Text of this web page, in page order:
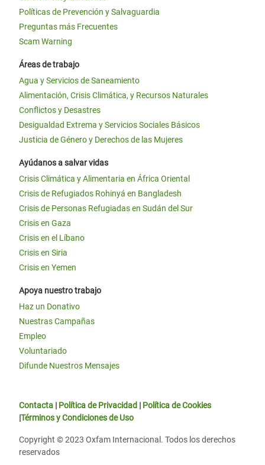
Políticas de Prevención y Salvaguardia
Preguntas más Frecuentes
Scam Warning
Áreas de trabajo
Agua y Servicios de Saneamiento
Alimentación, Crisis Climática, y Recursos Naturales
Conflictos y Desastres
Desigualdad Extrema y Servicios Sociales Básicos
Justicia de Género y Derechos de las Mujeres
Ayúdanos a salvar vidas
Crisis Climática y Alimentaria en África Oriental
Crisis de Refugiados Rohinyá en Bangladesh
Crisis de Personas Refugiadas en Sudán del Sur
Crisis en Gaza
Crisis en el Líbano
Crisis en Siria
Crisis en Yemen
Apoya nuestro trabajo
Haz un Donativo
Nuestras Campañas
Empleo
Voluntariado
Difunde Nuestros Mensajes
Contacta | Política de Privacidad | Política de Cookies
|Términos y Condiciones de Uso
Copyright © 2023 Oxfam Internacional. Todos los derechos
reservados